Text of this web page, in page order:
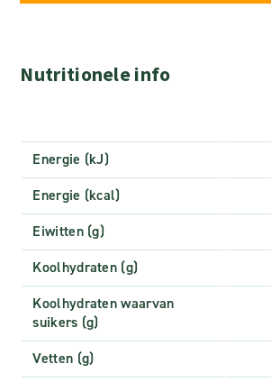
Nutritionele info
Energie (kJ)
Energie (kcal)
Eiwitten (g)
Koolhydraten (g)
Koolhydraten waarvan
suikers (g)
Vetten (g)